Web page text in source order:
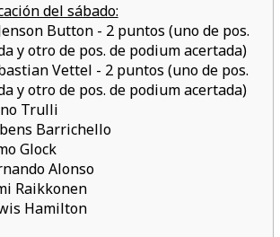
del sábado:
Button - 2 puntos (uno de pos.
y otro de pos. de podium acertada)
Vettel - 2 puntos (uno de pos.
y otro de pos. de podium acertada)
Trulli
Barrichello
Glock
Alonso
Raikkonen
Hamilton